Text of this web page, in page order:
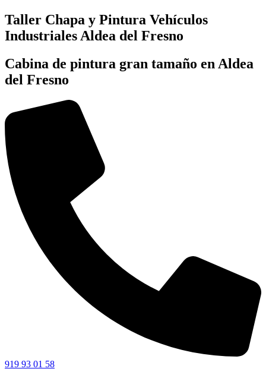
Taller Chapa y Pintura Vehículos
Industriales Aldea del Fresno
Cabina de pintura gran tamaño en Aldea
del Fresno
919 93 01 58